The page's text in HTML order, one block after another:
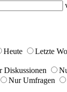
Heute Letzte
Diskussionen
Nur Umfragen